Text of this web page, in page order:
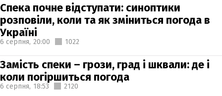
Спека почне відступати: синоптики
розповіли, коли та як зміниться погода в
Україні
6 серпня, 20:00 1022
Замість спеки – грози, град і шквали: де і
коли погіршиться погода
6 серпня, 18:53 2120